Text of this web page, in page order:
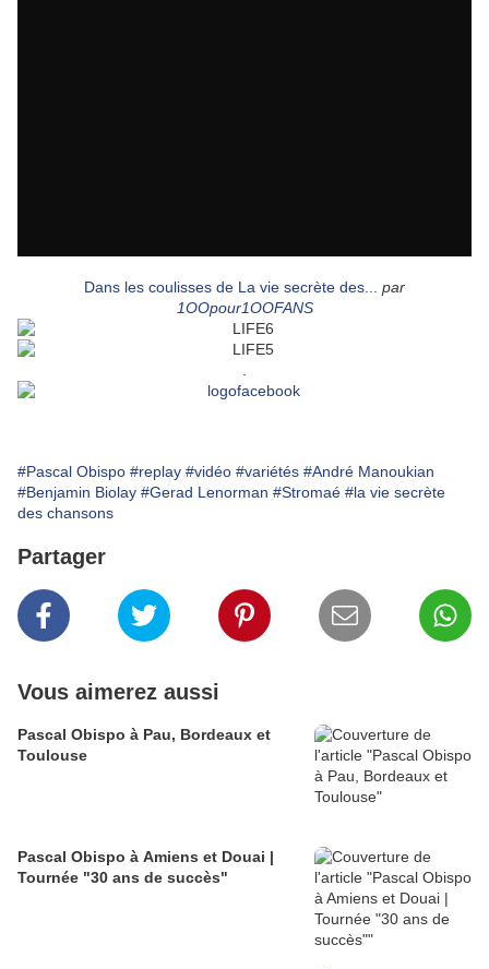
Dans les coulisses de La vie secrète des...
par
1OOpour1OOFANS
#Pascal Obispo #replay #vidéo #variétés #André Manoukian
#Benjamin Biolay #Gerad Lenorman #Stromaé #la vie secrète
des chansons
Partager
Vous aimerez aussi
Pascal Obispo à Pau, Bordeaux et
Toulouse
Pascal Obispo à Amiens et Douai |
Tournée "30 ans de succès"